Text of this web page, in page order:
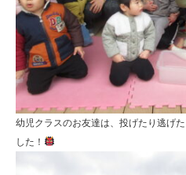
幼児クラスのお友達は、投げたり逃げ
した！